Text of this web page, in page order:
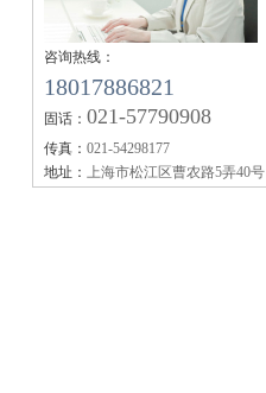
单细胞悬液制备仪 JX-DLDXB-
8
咨询热线：
18017886821
固话： 021-57790908
传真： 021-54298177
地址： 上海市松江区曹农路5弄40号